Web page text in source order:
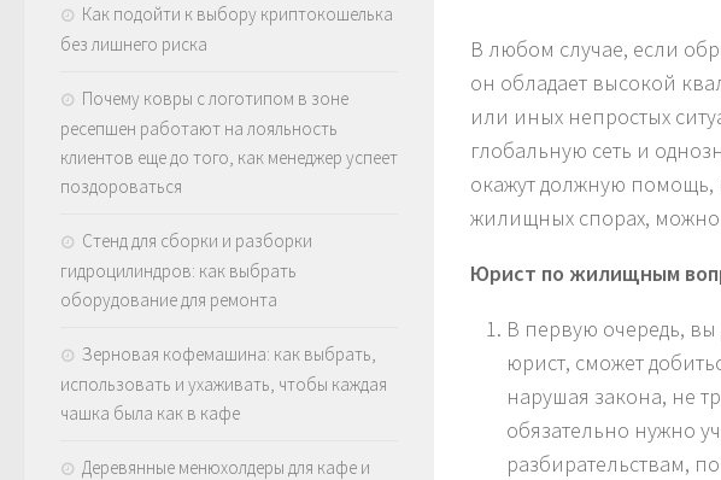
В любом случае, если
он обладает высокой
или иных непростых
глобальную сеть и
окажут должную помощь,
жилищных спорах, можно
Юрист по жилищным
В первую очередь,
юрист, сможет
нарушая закона, не
обязательно нужно
разбирательствам,
Как подойти к выбору криптокошелька
без лишнего риска
Почему ковры с логотипом в зоне
ресепшен работают на лояльность
клиентов еще до того, как менеджер успеет
поздороваться
Стенд для сборки и разборки
гидроцилиндров: как выбрать
оборудование для ремонта
Зерновая кофемашина: как выбрать,
использовать и ухаживать, чтобы каждая
чашка была как в кафе
Деревянные менюхолдеры для кафе и